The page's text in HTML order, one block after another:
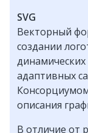
SVG
Векторный
создании
адаптивных
описания
В отличие от